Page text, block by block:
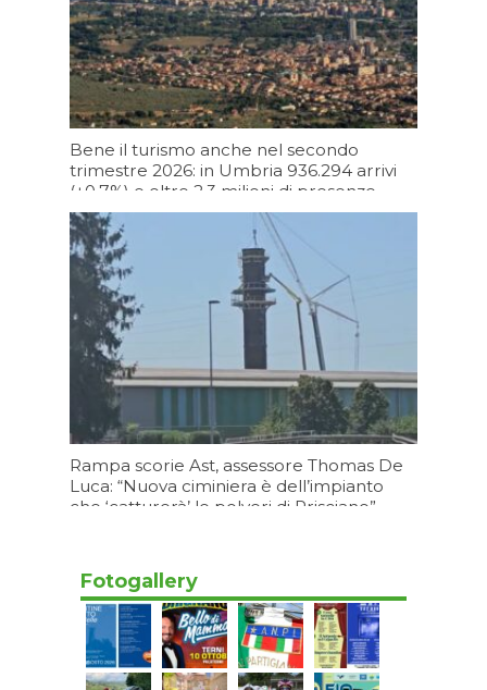
Bene il turismo anche nel secondo
trimestre 2026: in Umbria 936.294 arrivi
(+0,7%) e oltre 2,3 milioni di presenze
(+2,5%)
Oggi 11:09
Rampa scorie Ast, assessore Thomas De
Luca: “Nuova ciminiera è dell’impianto
che ‘catturerà’ le polveri di Prisciano”
Fotogallery